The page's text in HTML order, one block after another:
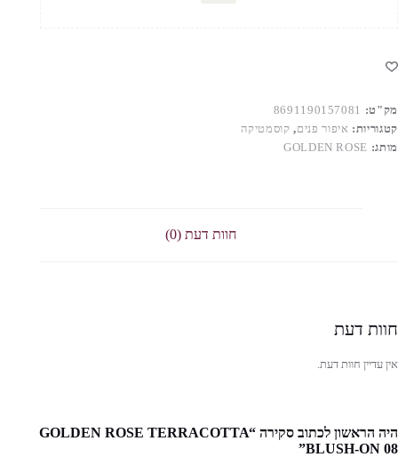
מק"ט: 8691190157081
קטגוריות: איפור פנים, קוסמטיקה
מותג: GOLDEN ROSE
חוות דעת (0)
חוות דעת
אין עדיין חוות דעת.
היה הראשון לכתוב סקירה “GOLDEN ROSE TERRACOTTA
BLUSH-ON 08”